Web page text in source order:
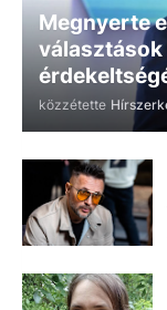
Megnyerte
választások
közzétette